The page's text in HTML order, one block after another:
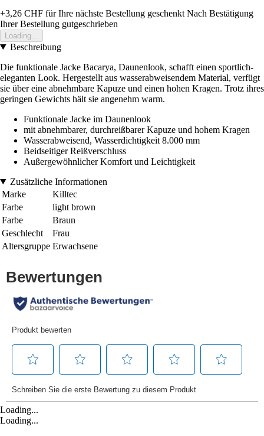
+3,26 CHF für Ihre nächste Bestellung geschenkt Nach Bestätigung
Ihrer Bestellung gutgeschrieben
Loading...
Beschreibung
Die funktionale Jacke Bacarya, Daunenlook, schafft einen sportlich-
eleganten Look. Hergestellt aus wasserabweisendem Material, verfügt
sie über eine abnehmbare Kapuze und einen hohen Kragen. Trotz ihres
geringen Gewichts hält sie angenehm warm.
Funktionale Jacke im Daunenlook
mit abnehmbarer, durchreißbarer Kapuze und hohem Kragen
Wasserabweisend, Wasserdichtigkeit 8.000 mm
Beidseitiger Reißverschluss
Außergewöhnlicher Komfort und Leichtigkeit
Zusätzliche Informationen
Marke
Killtec
Farbe
light brown
Farbe
Braun
Geschlecht
Frau
Altersgruppe Erwachsene
Loading...
Loading...